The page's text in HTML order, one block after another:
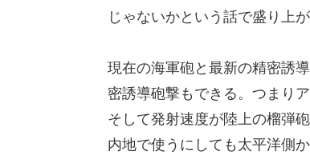
じゃないかという話で盛り上
現在の海軍砲と最新の精密誘
密誘導砲撃もできる。つまり
そして発射速度が陸上の榴弾
内地で使うにしても太平洋側